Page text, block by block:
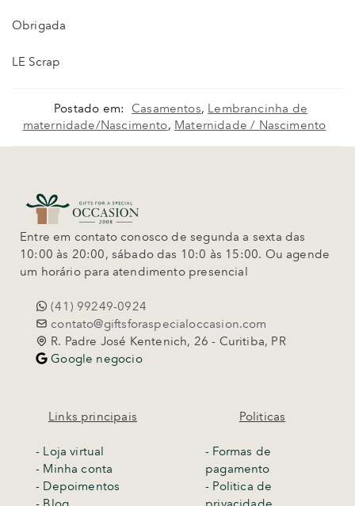
Obrigada
LE Scrap
Postado em: Casamentos, Lembrancinha de
maternidade/Nascimento, Maternidade / Nascimento
Entre em contato conosco de segunda a sexta das
10:00 às 20:00, sábado das 10:0 às 15:00. Ou agende
um horário para atendimento presencial
(41) 99249-0924
contato@giftsforaspecialoccasion.com
R. Padre José Kentenich, 26 - Curitiba, PR
Google negocio
Links principais
- Loja virtual
- Minha conta
- Depoimentos
Politicas
- Formas de
pagamento
- Politica de